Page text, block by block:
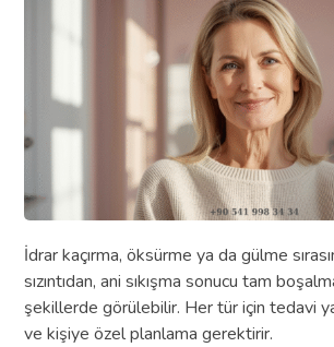
İdrar kaçırma, öksürme ya da gülme
sızıntıdan, ani sıkışma sonucu tam
şekillerde görülebilir. Her tür için tedavi
ve kişiye özel planlama gerektirir.